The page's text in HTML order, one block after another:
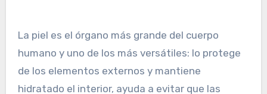
La piel es el órgano más grande del cuerpo
humano y uno de los más versátiles: lo protege
de los elementos externos y mantiene
hidratado el interior, ayuda a evitar que las